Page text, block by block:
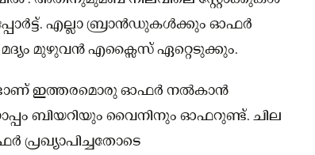
എല്ലാ ബ്രാൻഡുകൾക്കും ഓഫർ
മദ്യം മുഴുവൻ എക്സൈസ് ഏറ്റെടുക്കും.
ഇത്തരമൊരു ഓഫർ നൽകാൻ
ബിയറിയും വൈനിനും ഓഫറുണ്ട്. ചില
പ്രഖ്യാപിച്ചതോടെ